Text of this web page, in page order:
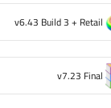
v6.43 Build 3 + Retail
v7.23 Final